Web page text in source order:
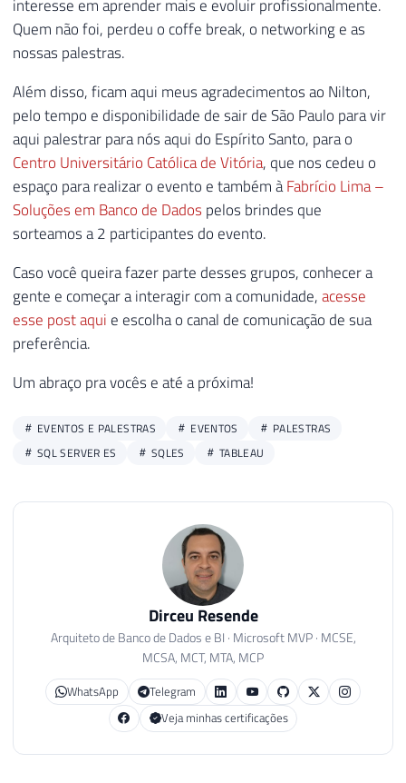
Além disso, ficam aqui meus agradecimentos ao Nilton,
pelo tempo e disponibilidade de sair de São Paulo para vir
aqui palestrar para nós aqui do Espírito Santo, para o
Centro Universitário Católica de Vitória, que nos cedeu o
espaço para realizar o evento e também àFabrício Lima –
Soluções em Banco de Dadospelos brindes que
sorteamos a 2 participantes do evento.
Caso você queira fazer parte desses grupos, conhecer a
gente e começar a interagir com a comunidade,
esse post aqui e escolha o canal de comunicação de sua
preferência.
Um abraço pra vocês e até a próxima!
EVENTOS E PALESTRAS
SQL SERVER ES
SQLES TABLEAU
Dirceu Resende
Arquiteto de Banco de Dados e BI · Microsoft MVP · MCSE,
MCSA, MCT, MTA, MCP
Telegram
Veja minhas certificações
Como foi a Live de Novidades do SQL Server 2019 no Canal